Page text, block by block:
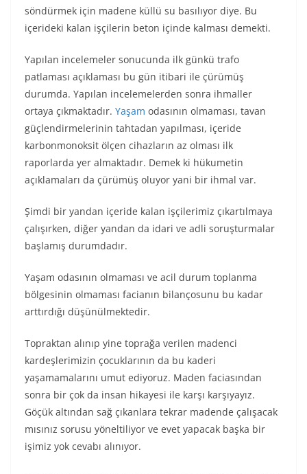
söndürmek için madene küllü su basılıyor diye. Bu
içerideki kalan işçilerin beton içinde kalması demekti.
Yapılan incelemeler sonucunda ilk günkü trafo
patlaması açıklaması bu gün itibari ile çürümüş
durumda. Yapılan incelemelerden sonra ihmaller
ortaya çıkmaktadır. Yaşam odasının olmaması, tavan
güçlendirmelerinin tahtadan yapılması, içeride
karbonmonoksit ölçen cihazların az olması ilk
raporlarda yer almaktadır. Demek ki hükumetin
açıklamaları da çürümüş oluyor yani bir ihmal var.
Şimdi bir yandan içeride kalan işçilerimiz çıkartılmaya
çalışırken, diğer yandan da idari ve adli soruşturmalar
başlamış durumdadır.
Yaşam odasının olmaması ve acil durum toplanma
bölgesinin olmaması facianın bilançosunu bu kadar
arttırdığı düşünülmektedir.
Topraktan alınıp yine toprağa verilen madenci
kardeşlerimizin çocuklarının da bu kaderi
yaşamamalarını umut ediyoruz. Maden faciasından
sonra bir çok da insan hikayesi ile karşı karşıyayız.
Göçük altından sağ çıkanlara tekrar madende çalışacak
mısınız sorusu yöneltiliyor ve evet yapacak başka bir
işimiz yok cevabı alınıyor.